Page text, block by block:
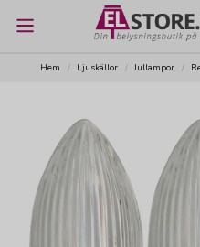
Hem Ljuskällor Jullampor